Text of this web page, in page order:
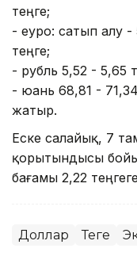
теңге;
- еуро: сатып алу -
теңге;
- рубль 5,52 - 5,65
- юань 68,81 -
жатыр.
Еске салайық, 7
қорытындысы
бағамы 2,22
Доллар Теңге